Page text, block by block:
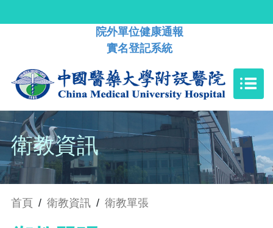
院外單位健康通報
實名登記系統
衛教資訊
首頁 / 衛教資訊 / 衛教單張